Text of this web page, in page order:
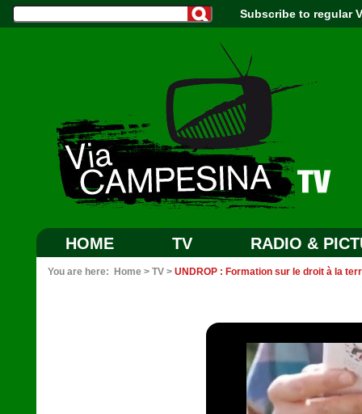
Subscribe to regular
HOME TV RADIO &
You are here: Home > TV > UNDROP : Formation sur le droit à la